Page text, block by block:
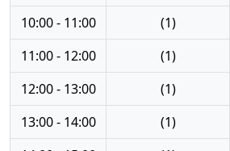
10:00 - 11:00
(1)
11:00 - 12:00
(1)
12:00 - 13:00
(1)
13:00 - 14:00
(1)